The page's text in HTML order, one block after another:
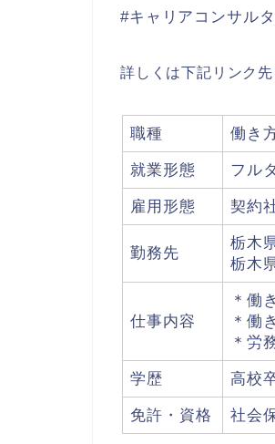
#キャリアコンサル
詳しくは下記リンク先
職種 働き
就業形態 フル
雇用形態 契約
勤務先
栃木
栃木
仕事内容
＊働
＊働
＊労
学歴 高校
免許・資格 社会